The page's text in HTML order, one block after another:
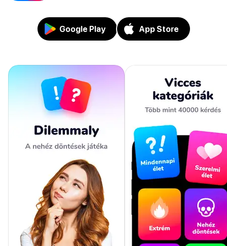
Google Play App Store